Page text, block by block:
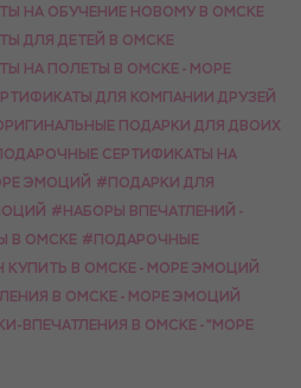
НА ОБУЧЕНИЕ НОВОМУ В ОМСКЕ
ДЛЯ ДЕТЕЙ В ОМСКЕ
НА ПОЛЕТЫ В ОМСКЕ - МОРЕ
ДЛЯ КОМПАНИИ ДРУЗЕЙ
ПОДАРКИ ДЛЯ ДВОИХ
СЕРТИФИКАТЫ НА
ЭМОЦИЙ #ПОДАРКИ ДЛЯ
#НАБОРЫ ВПЕЧАТЛЕНИЙ -
В ОМСКЕ #ПОДАРОЧНЫЕ
В ОМСКЕ - МОРЕ ЭМОЦИЙ
В ОМСКЕ - МОРЕ ЭМОЦИЙ
ВПЕЧАТЛЕНИЯ В ОМСКЕ - "МОРЕ